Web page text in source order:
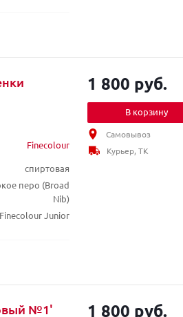
Finecolour
спиртовая
перо (Broad
Nib)
Finecolour Junior
1 800 руб.
В корзину
Самовывоз
Курьер, ТК
№1'
1 800 руб.